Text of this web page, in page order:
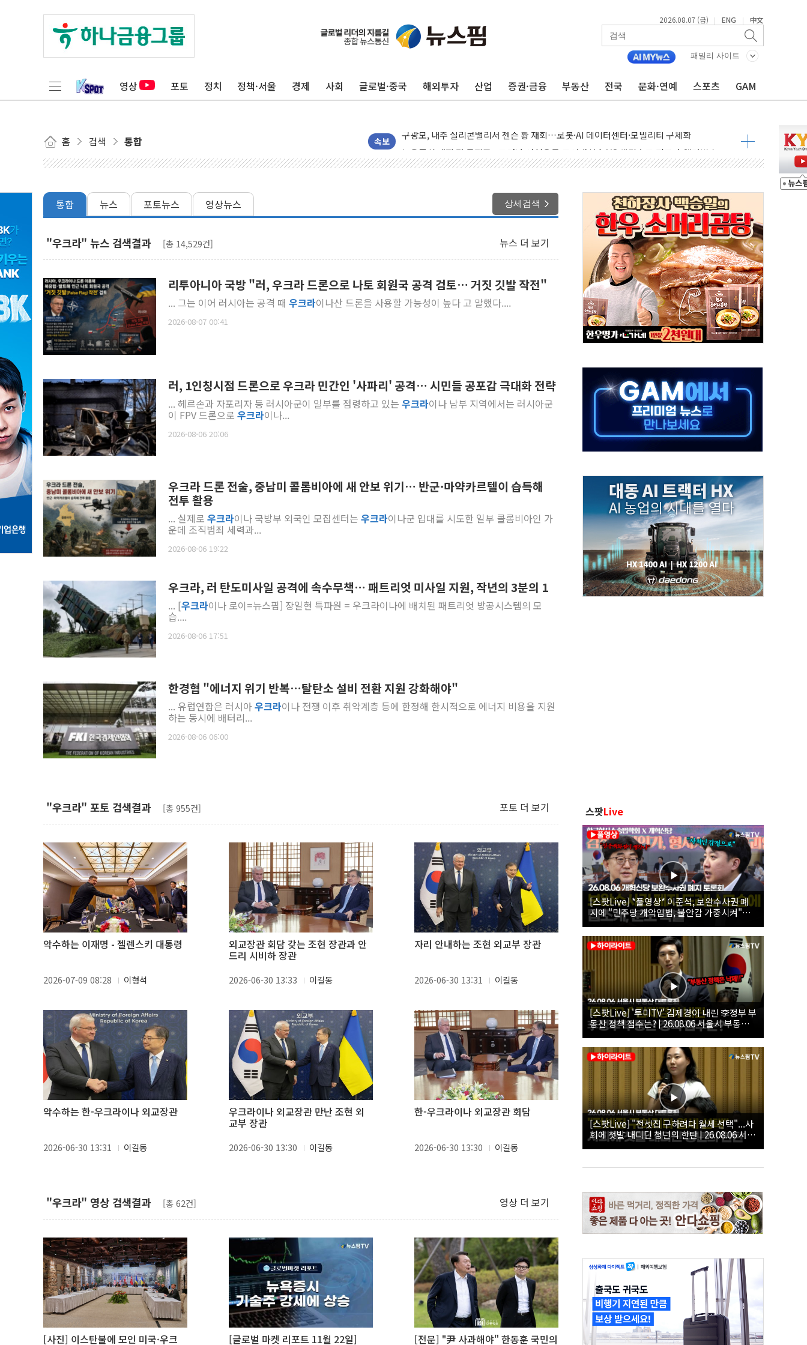
2026.08.07 (금) | ENG | 中文
패밀리 사이트
영상 포토 정치 정책·서울 경제 사회 글로벌·중국 해외투자 산업 증권·금융 부동산 전국 문화·연예 스포츠 GAM
홈 검색 통합 속보
유럽증시, 견조한 실적 소화하며 대부분 상승… "2분기 기업 순이익 21% 증가" 전망
리투아니아 국방 "러, 우크라 드론으로 나토 회원국 공격 검토… 거짓 깃발 작전"
뉴욕증시 개장 전 특징주...모더나·아이온큐·도어대시↑ VS 샌디스크·피그마·앱러빈↓
김정관 장관 "영업이익 N% 성과급 반대…상법·자본시장법 개정 논의"
청와대, 북한 단거리 탄도미사일 발사에 긴급 안보 점검회의
금값 7주 만에 최고…美 고용 둔화·호르무즈 재개방 기대에 강세
[인도증시] 중동 긴장 완화에 실적 호조까지, 상승...호실적 보고 기업 상승세 뚜렷
러, 1인칭시점 드론으로 우크라 민간인 '사파리' 공격… 시민들 공포감 극대화 전략
[베트남 증시] 지수 하락 속 'DGC' 임시 주총 기대감에 홀로 상한가…마진 잔액은 사상 최고
'월가의 황제' 다이먼 "금융시장 레버리지 위험수위…숨은 차입이 더 큰 변수"
양주 섬유염색공장서 화재 1명 중상…대응 1단계 진압 중
김정관 산업부 장관 "주 52시간 손봐야, 경쟁상대 中과 비교해야"
해군 1함대 창설 80주년…지역과 함께하는 '선봉'의 대민 봉사
우크라 드론 전술, 중남미 콜롬비아에 새 안보 위기… 반군·마약카르텔이 습득해 전투 활용
동해해경, 독도 해상서 부유물 감긴 어선 구조
주한미군 "오산기지 누출, 백린 아닌 무해한 표면 부식 물질"
구미 폐염산처리업체서 불 2시간30여분만에 진화...외국인 노동자 숨져
통합 뉴스 포토뉴스 영상뉴스 상세검색
"우크라" 뉴스 검색결과 [총 14,529건] 뉴스 더 보기
리투아니아 국방 "러, 우크라 드론으로 나토 회원국 공격 검토… 거짓 깃발 작전"
... 그는 이어 러시아는 공격 때 우크라이나산 드론을 사용할 가능성이 높다 고 말했다....
2026-08-07 00:41
러, 1인칭시점 드론으로 우크라 민간인 '사파리' 공격… 시민들 공포감 극대화 전략
... 헤르손과 자포리자 등 러시아군이 일부를 점령하고 있는 우크라이나 남부 지역에서는 러시아군
이 FPV 드론으로 우크라이나...
2026-08-06 20:06
우크라 드론 전술, 중남미 콜롬비아에 새 안보 위기… 반군·마약카르텔이 습득해
전투 활용
... 실제로 우크라이나 국방부 외국인 모집센터는 우크라이나군 입대를 시도한 일부 콜롬비아인 가
운데 조직범죄 세력과...
2026-08-06 19:22
우크라, 러 탄도미사일 공격에 속수무책… 패트리엇 미사일 지원, 작년의 3분의 1
... [우크라이나 로이=뉴스핌] 장일현 특파원 = 우크라이나에 배치된 패트리엇 방공시스템의 모
습....
2026-08-06 17:51
한경협 "에너지 위기 반복…탈탄소 설비 전환 지원 강화해야"
... 유럽연합은 러시아우크라이나 전쟁 이후 취약계층 등에 한정해 한시적으로 에너지 비용을 지원
하는 동시에 배터리...
2026-08-06 06:00
"우크라" 포토 검색결과 [총 955건] 포토 더 보기
악수하는 이재명 - 젤렌스키 대통령
2026-07-09 08:28 이형석
외교장관 회담 갖는 조현 장관과 안
드리 시비하 장관
2026-06-30 13:33 이길동
자리 안내하는 조현 외교부 장관
2026-06-30 13:31 이길동
악수하는 한-우크라이나 외교장관
2026-06-30 13:31 이길동
우크라이나 외교장관 만난 조현 외
교부 장관
2026-06-30 13:30 이길동
한-우크라이나 외교장관 회담
2026-06-30 13:30 이길동
"우크라" 영상 검색결과 [총 62건] 영상 더 보기
[사진] 이스탄불에 모인 미국·우크 [글로벌 마켓 리포트 11월 22일] [전문] "尹 사과해야" 한동훈 국민의
스팟Live
[스팟Live] *풀영상* 이준석, 보완수사권 폐
지에 "민주당 개악입법, 불안감 가중시켜"｜
26.08.06 개혁신당 보완수사권 폐지 토론회
[스팟Live] '투미TV' 김제경이 내린 李정부 부
동산 정책 점수는? | 26.08.06 서울시 부동산
대토론회
[스팟Live] "전셋집 구하려다 월세 선택"...사
회에 첫발 내디딘 청년의 한탄 | 26.08.06 서울
시 부동산 대토론회